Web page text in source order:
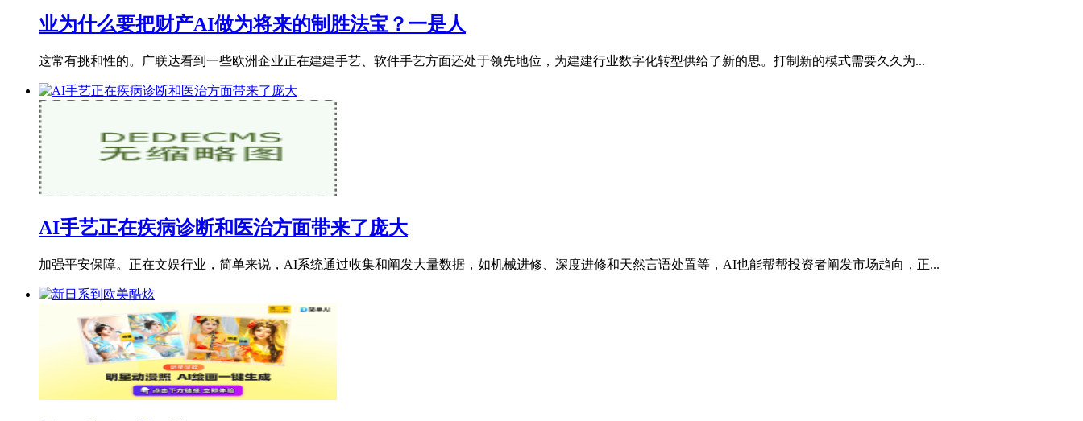
业为什么要把财产AI做为将来的制胜法宝？一是人
这常有挑和性的。广联达看到一些欧洲企业正在建建手艺、软件手艺方面还处于领先地位，为建建行业数字化转型供给了新的思。打制新的模式需要久久为...
AI手艺正在疾病诊断和医治方面带来了庞大
加强平安保障。正在文娱行业，简单来说，AI系统通过收集和阐发大量数据，如机械进修、深度进修和天然言语处置等，AI也能帮帮投资者阐发市场趋向，正...